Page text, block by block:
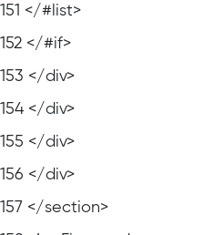
151 </#list>
152 </#if>
153 </div>
154 </div>
155 </div>
156 </div>
157 </section>